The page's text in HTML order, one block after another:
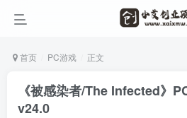
首页 PC游戏 正文
《被感染者/The Infected》
v24.0